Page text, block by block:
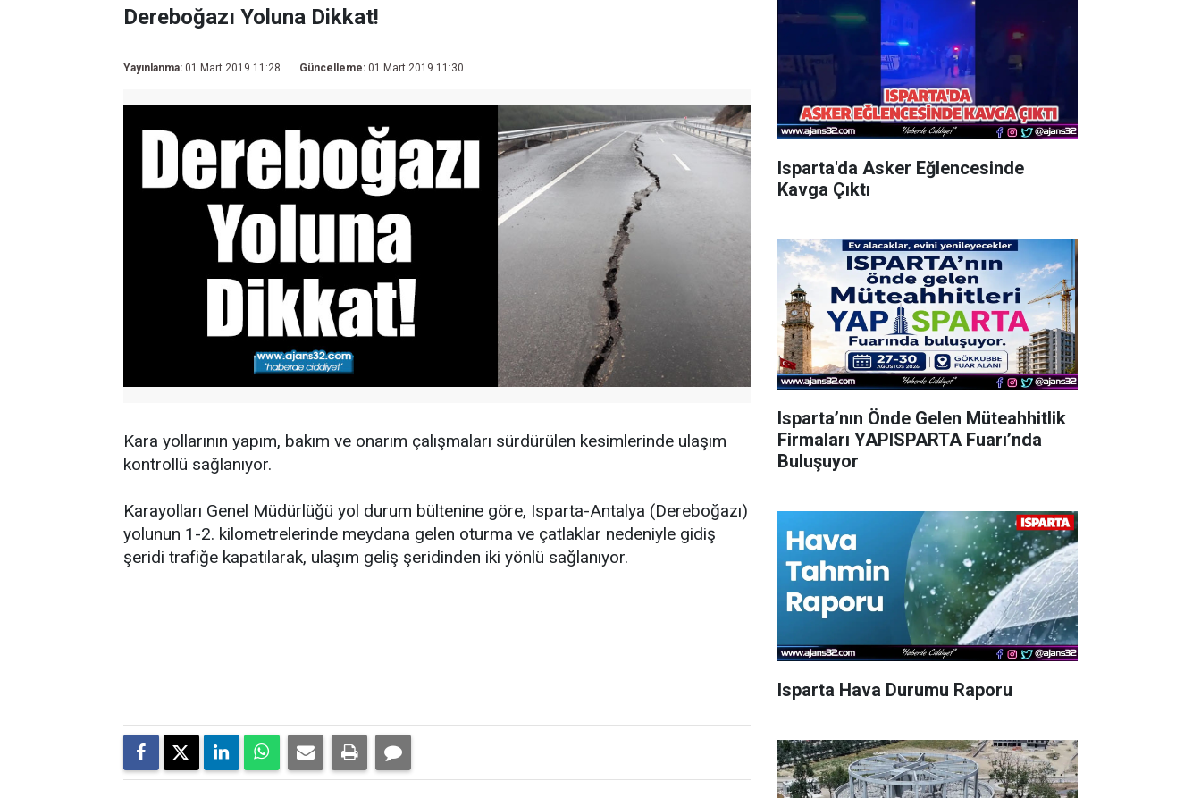
Dereboğazı Yoluna Dikkat!
Yayınlanma: 01 Mart 2019 11:28 Güncelleme: 01 Mart 2019 11:30
Kara yollarının yapım, bakım ve onarım çalışmaları sürdürülen kesimlerinde ulaşım
kontrollü sağlanıyor.
Karayolları Genel Müdürlüğü yol durum bültenine göre, Isparta-Antalya (Dereboğazı)
yolunun 1-2. kilometrelerinde meydana gelen oturma ve çatlaklar nedeniyle gidiş
şeridi trafiğe kapatılarak, ulaşım geliş şeridinden iki yönlü sağlanıyor.
Isparta'da Asker Eğlencesinde
Kavga Çıktı
Isparta’nın Önde Gelen Müteahhitlik
Firmaları YAPISPARTA Fuarı’nda
Buluşuyor
Isparta Hava Durumu Raporu